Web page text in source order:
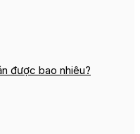
được bao nhiêu?